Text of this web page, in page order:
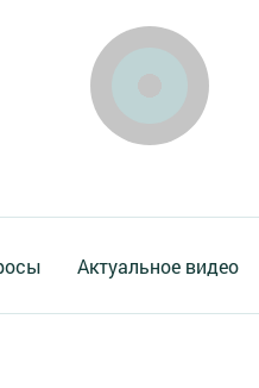
Актуальное видео